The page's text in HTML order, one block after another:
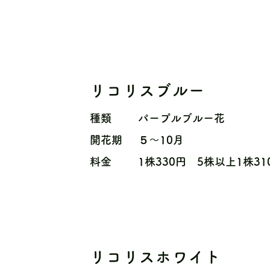
リコリスブルー
種類
パープルブルー花
開花期
５〜10月
料金
1株330円 5株以上1株
リコリスホワイト